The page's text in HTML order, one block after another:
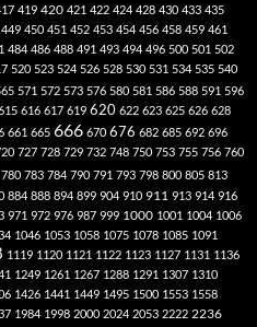
419 420 421 422 424 428 430 433 435
449 450 451 452 453 454 456 458 459 461
484 486 488 491 493 494 496 500 501 502
520 523 524 526 528 530 531 534 535 540
571 572 573 576 580 581 586 588 591 596
616 617 619 620 622 623 625 626 628
661 665 666 670 676 682 685 692 696
727 728 729 732 748 750 753 755 756 760
780 783 784 790 791 793 798 800 805 813
884 888 894 899 904 910 911 913 914 916
971 972 976 987 999 1000 1001 1004 1006
1046 1053 1058 1075 1078 1085 1091
1119 1120 1121 1122 1123 1127 1131 1136
1249 1261 1267 1288 1291 1307 1310
1426 1441 1449 1495 1500 1553 1558
1984 1998 2000 2024 2053 2222 2236